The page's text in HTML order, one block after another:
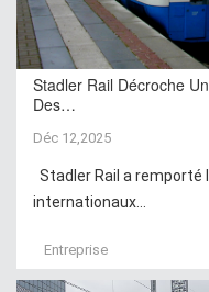
Stadler Rail Décroche
Des…
Déc 12,2025
Stadler Rail a
internationaux...
Entreprise